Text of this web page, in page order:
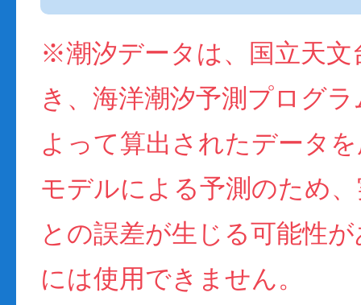
※潮汐データは、国立天文
き、海洋潮汐予測プログ
よって算出されたデータ
モデルによる予測のため
との誤差が生じる可能性
には使用できません。